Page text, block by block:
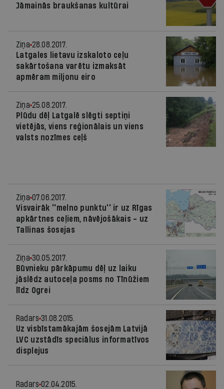
Jāmainās braukšanas kultūrai
Ziņa 28.08.2017.
Latgales lietavu izskaloto ceļu
sakārtošana varētu izmaksāt
apmēram miljonu eiro
Ziņa 25.08.2017.
Plūdu dēļ Latgalē slēgti septiņi
vietējās, viens reģionālais un viens
valsts nozīmes ceļš
Ziņa 07.06.2017.
Visvairāk ''melno punktu'' ir uz Rīgas
apkārtnes ceļiem, nāvējošākais - uz
Tallinas šosejas
Ziņa 30.05.2017.
Būvnieku pārkāpumu dēļ uz laiku
jāslēdz autoceļa posms no Tīnūžiem
līdz Ogrei
Radars 31.08.2015.
Uz visbīstamākajām šosejām Latvijā
LVC uzstādīs speciālus informatīvos
displejus
Radars 02.04.2015.